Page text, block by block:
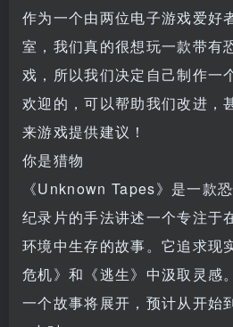
作为一个由两位电子游戏爱好
室，我们真的很想玩一款带有
戏，所以我们决定自己制作一
欢迎的，可以帮助我们改进，
来游戏提供建议！
你是猎物
《Unknown Tapes》是一款
纪录片的手法讲述一个专注于
环境中生存的故事。它追求现
危机》和《逃生》中汲取灵感。
一个故事将展开，预计从开始